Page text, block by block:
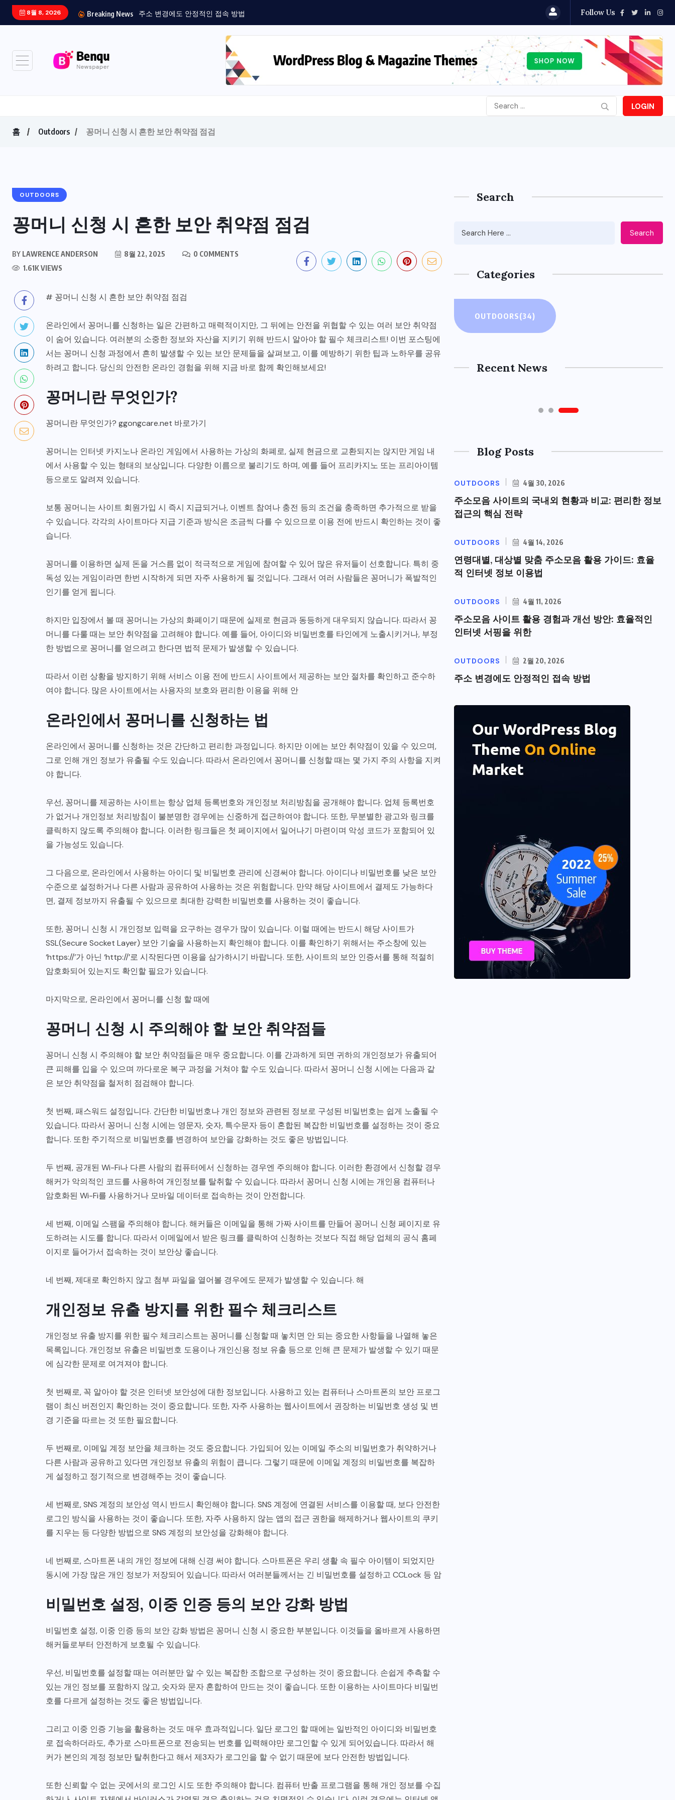
8월 8, 2026 Breaking News 주소 변경에도 안정적인 접속 방법 Follow Us
LOGIN
홈 Outdoors 꽁머니 신청 시 흔한 보안 취약점 점검
OUTDOORS
꽁머니 신청 시 흔한 보안 취약점 점검
BY LAWRENCE ANDERSON 8월 22, 2025
0 COMMENTS
1.61K VIEWS
# 꽁머니 신청 시 흔한 보안 취약점 점검
온라인에서 꽁머니를 신청하는 일은 간편하고 매력적이지만, 그 뒤에는 안전을 위협할 수 있는 여러 보안 취약점
이 숨어 있습니다. 여러분의 소중한 정보와 자산을 지키기 위해 반드시 알아야 할 필수 체크리스트! 이번 포스팅에
서는 꽁머니 신청 과정에서 흔히 발생할 수 있는 보안 문제들을 살펴보고, 이를 예방하기 위한 팁과 노하우를 공유
하려고 합니다. 당신의 안전한 온라인 경험을 위해 지금 바로 함께 확인해보세요!
꽁머니란 무엇인가?
꽁머니란 무엇인가? ggongcare.net 바로가기
꽁머니는 인터넷 카지노나 온라인 게임에서 사용하는 가상의 화폐로, 실제 현금으로 교환되지는 않지만 게임 내
에서 사용할 수 있는 형태의 보상입니다. 다양한 이름으로 불리기도 하며, 예를 들어 프리카지노 또는 프리아이템
등으로도 알려져 있습니다.
보통 꽁머니는 사이트 회원가입 시 즉시 지급되거나, 이벤트 참여나 충전 등의 조건을 충족하면 추가적으로 받을
수 있습니다. 각각의 사이트마다 지급 기준과 방식은 조금씩 다를 수 있으므로 이용 전에 반드시 확인하는 것이 좋
습니다.
꽁머니를 이용하면 실제 돈을 거스름 없이 적극적으로 게임에 참여할 수 있어 많은 유저들이 선호합니다. 특히 중
독성 있는 게임이라면 한번 시작하게 되면 자주 사용하게 될 것입니다. 그래서 여러 사람들은 꽁머니가 폭발적인
인기를 얻게 됩니다.
하지만 입장에서 볼 때 꽁머니는 가상의 화폐이기 때문에 실제로 현금과 동등하게 대우되지 않습니다. 따라서 꽁
머니를 다룰 때는 보안 취약점을 고려해야 합니다. 예를 들어, 아이디와 비밀번호를 타인에게 노출시키거나, 부정
한 방법으로 꽁머니를 얻으려고 한다면 법적 문제가 발생할 수 있습니다.
따라서 이런 상황을 방지하기 위해 서비스 이용 전에 반드시 사이트에서 제공하는 보안 절차를 확인하고 준수하
여야 합니다. 많은 사이트에서는 사용자의 보호와 편리한 이용을 위해 안
온라인에서 꽁머니를 신청하는 법
온라인에서 꽁머니를 신청하는 것은 간단하고 편리한 과정입니다. 하지만 이에는 보안 취약점이 있을 수 있으며,
그로 인해 개인 정보가 유출될 수도 있습니다. 따라서 온라인에서 꽁머니를 신청할 때는 몇 가지 주의 사항을 지켜
야 합니다.
우선, 꽁머니를 제공하는 사이트는 항상 업체 등록번호와 개인정보 처리방침을 공개해야 합니다. 업체 등록번호
가 없거나 개인정보 처리방침이 불분명한 경우에는 신중하게 접근하여야 합니다. 또한, 무분별한 광고와 링크를
클릭하지 않도록 주의해야 합니다. 이러한 링크들은 첫 페이지에서 일어나기 마련이며 악성 코드가 포함되어 있
을 가능성도 있습니다.
그 다음으로, 온라인에서 사용하는 아이디 및 비밀번호 관리에 신경써야 합니다. 아이디나 비밀번호를 낮은 보안
수준으로 설정하거나 다른 사람과 공유하여 사용하는 것은 위험합니다. 만약 해당 사이트에서 결제도 가능하다
면, 결제 정보까지 유출될 수 있으므로 최대한 강력한 비밀번호를 사용하는 것이 좋습니다.
또한, 꽁머니 신청 시 개인정보 입력을 요구하는 경우가 많이 있습니다. 이럴 때에는 반드시 해당 사이트가
SSL(Secure Socket Layer) 보안 기술을 사용하는지 확인해야 합니다. 이를 확인하기 위해서는 주소창에 있는
‘https://’가 아닌 ‘http://’로 시작된다면 이용을 삼가하시기 바랍니다. 또한, 사이트의 보안 인증서를 통해 적절히
암호화되어 있는지도 확인할 필요가 있습니다.
마지막으로, 온라인에서 꽁머니를 신청 할 때에
꽁머니 신청 시 주의해야 할 보안 취약점들
꽁머니 신청 시 주의해야 할 보안 취약점들은 매우 중요합니다. 이를 간과하게 되면 귀하의 개인정보가 유출되어
큰 피해를 입을 수 있으며 까다로운 복구 과정을 거쳐야 할 수도 있습니다. 따라서 꽁머니 신청 시에는 다음과 같
은 보안 취약점을 철저히 점검해야 합니다.
첫 번째, 패스워드 설정입니다. 간단한 비밀번호나 개인 정보와 관련된 정보로 구성된 비밀번호는 쉽게 노출될 수
있습니다. 따라서 꽁머니 신청 시에는 영문자, 숫자, 특수문자 등이 혼합된 복잡한 비밀번호를 설정하는 것이 중요
합니다. 또한 주기적으로 비밀번호를 변경하여 보안을 강화하는 것도 좋은 방법입니다.
두 번째, 공개된 Wi-Fi나 다른 사람의 컴퓨터에서 신청하는 경우엔 주의해야 합니다. 이러한 환경에서 신청할 경우
해커가 악의적인 코드를 사용하여 개인정보를 탈취할 수 있습니다. 따라서 꽁머니 신청 시에는 개인용 컴퓨터나
암호화된 Wi-Fi를 사용하거나 모바일 데이터로 접속하는 것이 안전합니다.
세 번째, 이메일 스팸을 주의해야 합니다. 해커들은 이메일을 통해 가짜 사이트를 만들어 꽁머니 신청 페이지로 유
도하려는 시도를 합니다. 따라서 이메일에서 받은 링크를 클릭하여 신청하는 것보다 직접 해당 업체의 공식 홈페
이지로 들어가서 접속하는 것이 보안상 좋습니다.
네 번째, 제대로 확인하지 않고 첨부 파일을 열어볼 경우에도 문제가 발생할 수 있습니다. 해
개인정보 유출 방지를 위한 필수 체크리스트
개인정보 유출 방지를 위한 필수 체크리스트는 꽁머니를 신청할 때 놓치면 안 되는 중요한 사항들을 나열해 놓은
목록입니다. 개인정보 유출은 비밀번호 도용이나 개인신용 정보 유출 등으로 인해 큰 문제가 발생할 수 있기 때문
에 심각한 문제로 여겨져야 합니다.
첫 번째로, 꼭 알아야 할 것은 인터넷 보안성에 대한 정보입니다. 사용하고 있는 컴퓨터나 스마트폰의 보안 프로그
램이 최신 버전인지 확인하는 것이 중요합니다. 또한, 자주 사용하는 웹사이트에서 권장하는 비밀번호 생성 및 변
경 기준을 따르는 것 또한 필요합니다.
두 번째로, 이메일 계정 보안을 체크하는 것도 중요합니다. 가입되어 있는 이메일 주소의 비밀번호가 취약하거나
다른 사람과 공유하고 있다면 개인정보 유출의 위험이 큽니다. 그렇기 때문에 이메일 계정의 비밀번호를 복잡하
게 설정하고 정기적으로 변경해주는 것이 좋습니다.
세 번째로, SNS 계정의 보안성 역시 반드시 확인해야 합니다. SNS 계정에 연결된 서비스를 이용할 때, 보다 안전한
로그인 방식을 사용하는 것이 좋습니다. 또한, 자주 사용하지 않는 앱의 접근 권한을 해제하거나 웹사이트의 쿠키
를 지우는 등 다양한 방법으로 SNS 계정의 보안성을 강화해야 합니다.
네 번째로, 스마트폰 내의 개인 정보에 대해 신경 써야 합니다. 스마트폰은 우리 생활 속 필수 아이템이 되었지만
동시에 가장 많은 개인 정보가 저장되어 있습니다. 따라서 여러분들께서는 긴 비밀번호를 설정하고 CCLock 등 암
비밀번호 설정, 이중 인증 등의 보안 강화 방법
비밀번호 설정, 이중 인증 등의 보안 강화 방법은 꽁머니 신청 시 중요한 부분입니다. 이것들을 올바르게 사용하면
해커들로부터 안전하게 보호될 수 있습니다.
우선, 비밀번호를 설정할 때는 여러분만 알 수 있는 복잡한 조합으로 구성하는 것이 중요합니다. 손쉽게 추측할 수
있는 개인 정보를 포함하지 않고, 숫자와 문자 혼합하여 만드는 것이 좋습니다. 또한 이용하는 사이트마다 비밀번
호를 다르게 설정하는 것도 좋은 방법입니다.
그리고 이중 인증 기능을 활용하는 것도 매우 효과적입니다. 일단 로그인 할 때에는 일반적인 아이디와 비밀번호
로 접속하더라도, 추가로 스마트폰으로 전송되는 번호를 입력해야만 로그인할 수 있게 되어있습니다. 따라서 해
커가 본인의 계정 정보만 탈취한다고 해서 제3자가 로그인을 할 수 없기 때문에 보다 안전한 방법입니다.
또한 신뢰할 수 없는 곳에서의 로그인 시도 또한 주의해야 합니다. 컴퓨터 반출 프로그램을 통해 개인 정보를 수집
Search
Search
Categories
OUTDOORS(34)
Recent News
OUTDOORS
주소모음 사이트의 국내외 현황과
비교: 편리한 정보 접근의 핵심 전
략
4월 30, 2026
연령대별, 대상별 맞춤 주소모음
활용 가이드: 효율적 인터넷 정보
이용법
4월 14, 2026
주소모음 사이트 활용 경험과 개
선 방안: 효율적인 인터넷 서핑을
4월 11, 2026
Blog Posts
OUTDOORS 4월 30, 2026
주소모음 사이트의 국내외 현황과 비교: 편리한 정보
접근의 핵심 전략
OUTDOORS 4월 14, 2026
연령대별, 대상별 맞춤 주소모음 활용 가이드: 효율
적 인터넷 정보 이용법
OUTDOORS 4월 11, 2026
주소모음 사이트 활용 경험과 개선 방안: 효율적인
인터넷 서핑을 위한
OUTDOORS 2월 20, 2026
주소 변경에도 안정적인 접속 방법